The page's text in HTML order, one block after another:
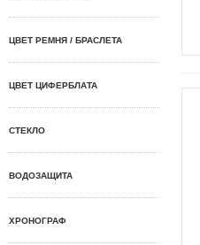
ЦВЕТ РЕМНЯ / БРАСЛЕТА
ЦВЕТ ЦИФЕРБЛАТА
СТЕКЛО
ВОДОЗАЩИТА
ХРОНОГРАФ